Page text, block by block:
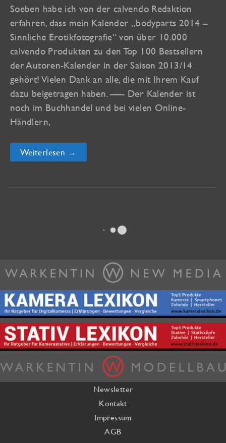
Soeben habe ich von der calvendo Redaktion
erfahren, dass mein Kalender „bodyparts 2014 –
Sinnliche Erotikfotografie“ von über 10.000
calvendo Produkten zu den Top 100 Bestsellern
der Autoren-Kalender in der Saison 2013/14
gehört! Vielen Dank an alle, die mit Ihrem Kauf
dazu beigetragen haben. —– Der Kalender ist
noch im Buchhandel und bei vielen Online-
Händlern,
Mein
Kalender
ist
Weiterlesen →
Newsletter
Kontakt
Impressum
AGB